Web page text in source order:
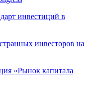
инвестиций в
инвесторов на
«Рынок капитала